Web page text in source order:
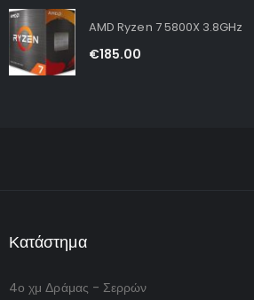
AMD Ryzen 7 5800X 3.8GHz
€185.00
Κατάστημα
4ο χμ Δράμας - Σερρών